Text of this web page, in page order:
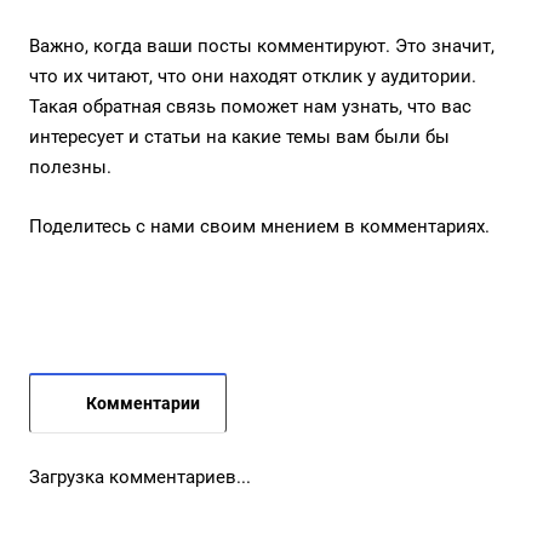
Важно, когда ваши посты комментируют. Это значит,
что их читают, что они находят отклик у аудитории.
Такая обратная связь поможет нам узнать, что вас
интересует и статьи на какие темы вам были бы
полезны.
Поделитесь с нами своим мнением в комментариях.
Комментарии
Загрузка комментариев...